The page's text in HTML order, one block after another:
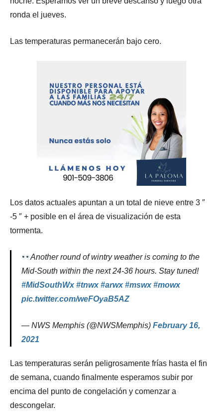
ronda el jueves.
Las temperaturas permanecerán bajo cero.
Los datos actuales apuntan a un total de nieve entre 3 ″
-5 ″ + posible en el área de visualización de esta
tormenta.
Another round of wintry weather is coming to the
Mid-South within the next 24-36 hours. Stay tuned!
#MidSouthWx #tnwx #arwx #mswx #mowx
pic.twitter.com/weFOyaB5AZ
— NWS Memphis (@NWSMemphis) February 16,
2021
Las temperaturas serán peligrosamente frías hasta el fin
de semana, cuando finalmente esperamos subir por
encima del punto de congelación y comenzar a
descongelar.